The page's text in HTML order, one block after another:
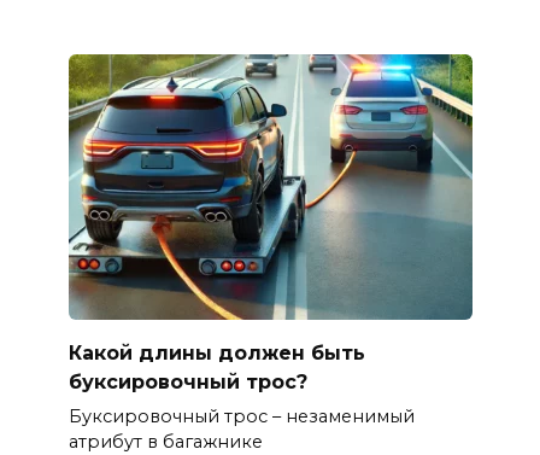
Какой длины должен быть
буксировочный трос?
Буксировочный трос – незаменимый
атрибут в багажнике